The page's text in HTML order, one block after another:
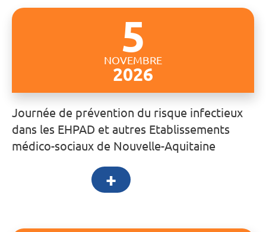
5
NOVEMBRE
2026
Journée de prévention du risque infectieux
dans les EHPAD et autres Etablissements
médico-sociaux de Nouvelle-Aquitaine
+